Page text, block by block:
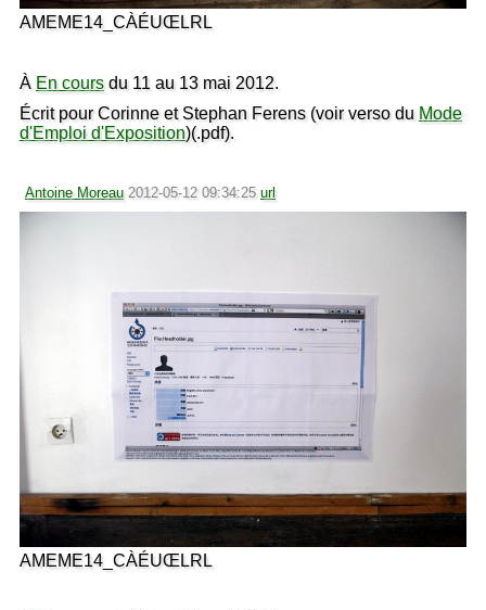
AMEME14_CÀÉUŒLRL
À En coursdu 11 au 13 mai 2012.
Écrit pour Corinne et Stephan Ferens (voir verso du Mode
d'Emploi d'Exposition)(.pdf).
Antoine Moreau 2012-05-12 09:34:25 url
AMEME14_CÀÉUŒLRL